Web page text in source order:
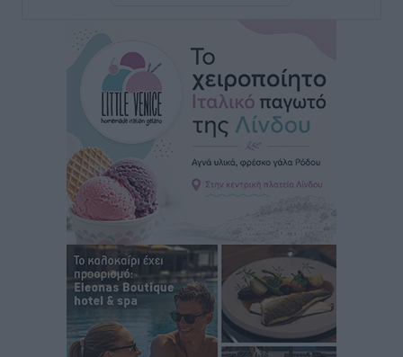
Iατρικός Σύλλογος Ροδου προς Α. Γεωργιάδη:
Στρατηγικές Προτάσεις για την Ενίσχυση της
Δημόσιας Υγείας στη Νησιωτική Ελλάδα και στα
Νοσοκομεία της Γ΄ Ζώνης
Τοπικές Ειδήσεις πριν 2 ώρες
Πάνθηρες: Ξεκίνησαν αισιόδοξοι για την παρθενική
“πτήση” τους
Αθλητικά• πριν 2 ώρες
Άρης Αρχαγγέλου: Στο πλευρό του άτυχου Ιάκωβου
Αθλητικά• πριν 2 ώρες